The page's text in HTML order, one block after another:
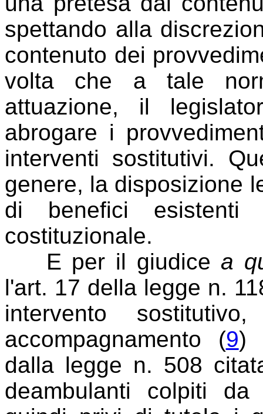
spettando alla
contenuto dei
volta che a tale
attuazione, il
abrogare i
interventi sostitutivi.
genere, la disposizione
di benefici esistenti
costituzionale.
E per il giudicea
l'art. 17 della legge n.
intervento
accompagnamento (9)
dalla legge n. 508
deambulanti colpiti